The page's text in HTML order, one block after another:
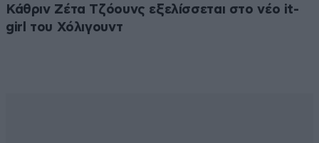
Κάθριν Ζέτα Τζόουνς εξελίσσεται στο νέο it-
girl του Χόλιγουντ